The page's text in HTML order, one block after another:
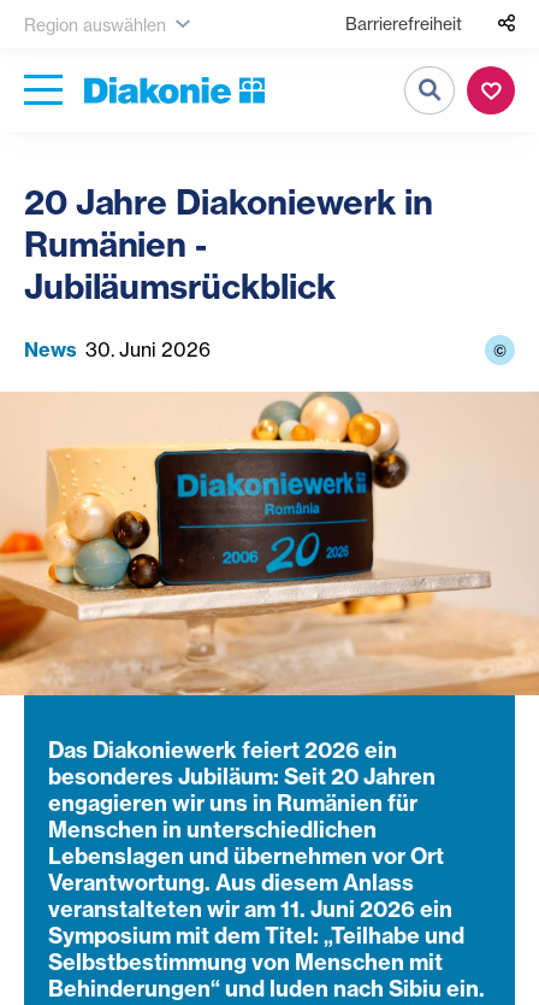
Region auswählen Barrierefreiheit
Suche
20 Jahre Diakoniewerk in
Rumänien -
Jubiläumsrückblick
News 30. Juni 2026 ©
Das Diakoniewerk feiert 2026 ein
besonderes Jubiläum: Seit 20 Jahren
engagieren wir uns in Rumänien für
Menschen in unterschiedlichen
Lebenslagen und übernehmen vor Ort
Verantwortung. Aus diesem Anlass
veranstalteten wir am 11. Juni 2026 ein
Symposium mit dem Titel: „Teilhabe und
Selbstbestimmung von Menschen mit
Behinderungen“ und luden nach Sibiu ein.